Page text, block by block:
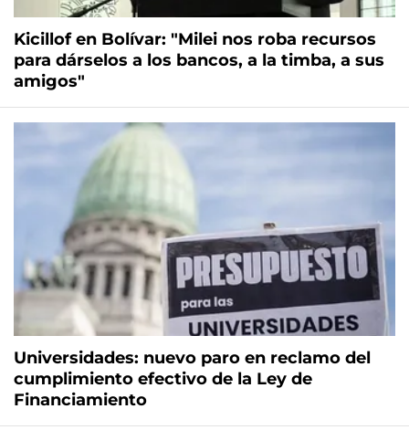
Kicillof en Bolívar: "Milei nos roba recursos
para dárselos a los bancos, a la timba, a sus
amigos"
Universidades: nuevo paro en reclamo del
cumplimiento efectivo de la Ley de
Financiamiento